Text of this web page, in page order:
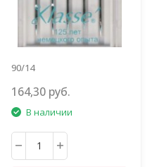
90/14
164,30 руб.
В наличии